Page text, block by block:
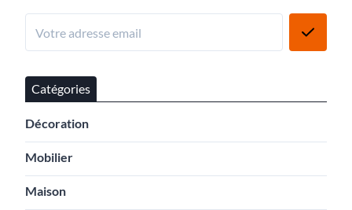
Catégories
Décoration
Mobilier
Maison